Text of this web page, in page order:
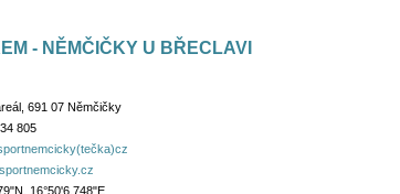
- NĚMČIČKY U BŘECLAVI
691 07 Němčičky
805
16°50'6,748"E